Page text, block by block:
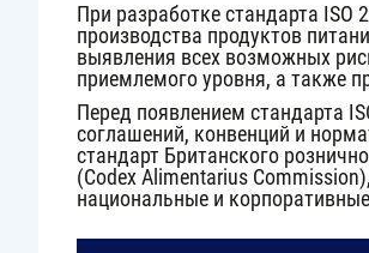
При разработке стандарта
производства продуктов
выявления всех возможных
приемлемого уровня, а также
Перед появлением стандарта
соглашений, конвенций и
стандарт Британского
(Codex Alimentarius
национальные и